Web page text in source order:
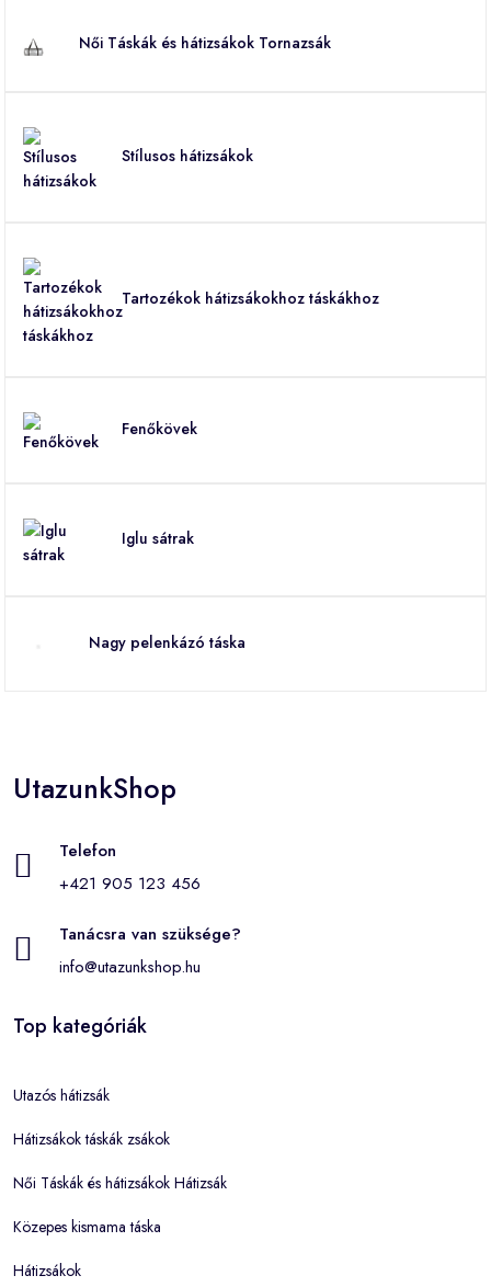
Női Táskák és hátizsákok Tornazsák
Stílusos hátizsákok
Tartozékok hátizsákokhoz táskákhoz
Fenőkövek
Iglu sátrak
Nagy pelenkázó táska
UtazunkShop
Telefon
+421 905 123 456
Tanácsra van szüksége?
info@utazunkshop.hu
Top kategóriák
Utazós hátizsák
Hátizsákok táskák zsákok
Női Táskák és hátizsákok Hátizsák
Közepes kismama táska
Hátizsákok